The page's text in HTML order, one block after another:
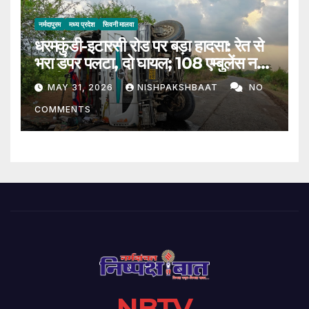
नर्मदापुरम मध्य प्रदेश सिवनी मालवा
धरमकुंडी-इटारसी रोड पर बड़ा हादसा: रेत से
भरा डंपर पलटा, दो घायल; 108 एम्बुलेंस नहीं
पहुंचीMAY 31, 2026 NISHPAKSHBAAT NO
COMMENTS